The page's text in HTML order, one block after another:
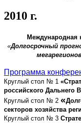
2010 г.
Международная
«Долгосрочный
Программа
Круглый стол № 1
российского Дальнего
Круглый стол № 2 «
секторов хозяйства
Круглый стол № 3